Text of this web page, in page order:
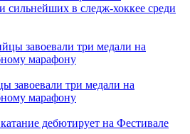
сильнейших в следж-хоккее среди
завоевали три медали на
марафону